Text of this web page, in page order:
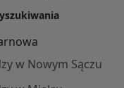
w Nowym Sączu